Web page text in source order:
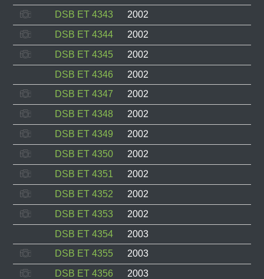
DSB ET 4343
2002
DSB ET 4344
2002
DSB ET 4345
2002
DSB ET 4346
2002
DSB ET 4347
2002
DSB ET 4348
2002
DSB ET 4349
2002
DSB ET 4350
2002
DSB ET 4351
2002
DSB ET 4352
2002
DSB ET 4353
2002
DSB ET 4354
2003
DSB ET 4355
2003
DSB ET 4356
2003